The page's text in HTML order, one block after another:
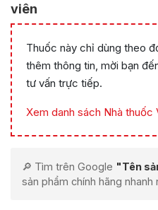
viên
Thuốc này chỉ dùng theo
thêm thông tin, mời bạn
tư vấn trực tiếp.
Xem danh sách Nhà thuốc
🔎 Tìm trên Google "Tên
sản phẩm chính hãng nhanh